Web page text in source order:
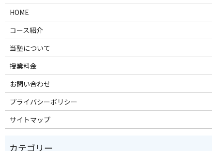
HOME
コース紹介
当塾について
授業料金
お問い合わせ
プライバシーポリシー
サイトマップ